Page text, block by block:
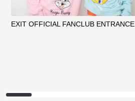
EXIT OFFICIAL FANCLUB ENTRANCE